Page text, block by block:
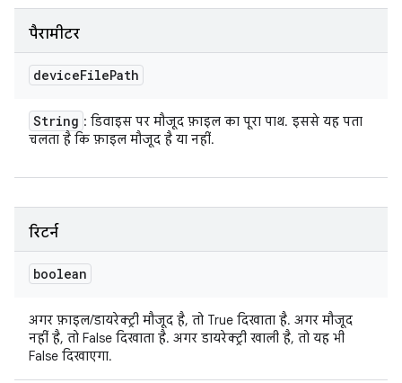
पैरामीटर
deviceFilePath
String : डिवाइस पर मौजूद फ़ाइल का पूरा पाथ. इससे यह पता
चलता है कि फ़ाइल मौजूद है या नहीं.
रिटर्न
boolean
अगर फ़ाइल/डायरेक्ट्री मौजूद है, तो True दिखाता है. अगर मौजूद
नहीं है, तो False दिखाता है. अगर डायरेक्ट्री खाली है, तो यह भी
False दिखाएगा.